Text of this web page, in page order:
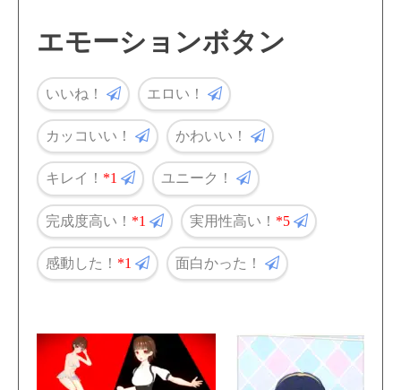
エモーションボタン
いいね！ エロい！
カッコいい！ かわいい！
キレイ！ 1 ユニーク！
完成度高い！ 1 実用性高い！ 5
感動した！ 1 面白かった！